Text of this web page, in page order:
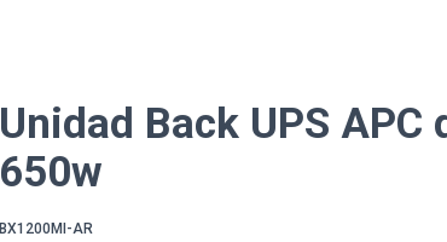
Unidad Back UPS APC
650w
BX1200MI-AR